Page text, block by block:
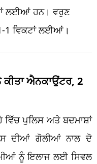
ਲਈਆਂ ਹਨ। ਵਰੁਣ
1 ਵਿਕਟਾਂ ਲਈਆਂ।
ਕੀਤਾ ਐਨਕਾਉਂਟਰ, 2
ਵਿੱਚ ਪੁਲਿਸ ਅਤੇ ਬਦਮਾਸ਼ਾਂ
ਦੀਆਂ ਗੋਲੀਆਂ ਨਾਲ ਦੋ
ਨੂੰ ਇਲਾਜ ਲਈ ਸਿਵਲ